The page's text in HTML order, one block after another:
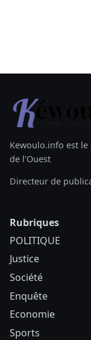
Kewoulo.info est
de l'Ouest
Directeur de
Rubriques
POLITIQUE
Justice
Société
Enquête
Economie
Sports